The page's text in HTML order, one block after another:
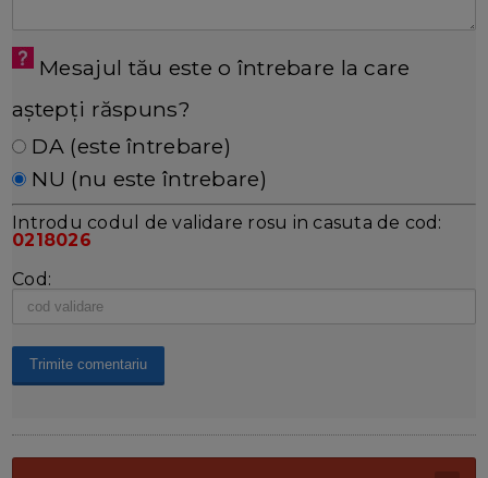
Mesajul tău este o întrebare la care
aștepți răspuns?
DA (este întrebare)
NU (nu este întrebare)
Introdu codul de validare rosu in casuta de cod:
0218026
Cod: